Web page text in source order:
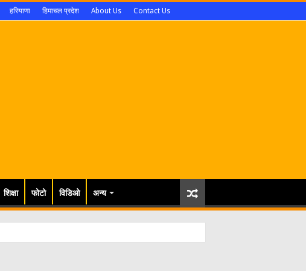
हरियाणा हिमाचल प्रदेश About Us Contact Us
शिक्षा फोटो विडिओ अन्य